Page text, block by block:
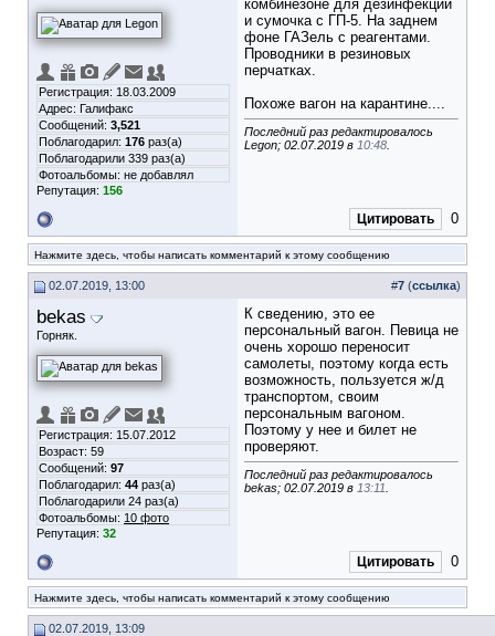
Регистрация: 18.03.2009
Адрес: Галифакс
Сообщений: 3,521
Поблагодарил: 176 раз(а)
Поблагодарили 339 раз(а)
Фотоальбомы: не добавлял
Репутация: 156
комбинезоне для дезинфекции
и сумочка с ГП-5. На заднем
фоне ГАЗель с реагентами.
Проводники в резиновых
перчатках.
Похоже вагон на карантине....
Последний раз редактировалось
Legon; 02.07.2019 в 10:48
Цитировать 0
Нажмите здесь, чтобы написать комментарий к этому сообщению
02.07.2019, 13:00 #7 (ссылка)
bekas
Горняк.
Регистрация: 15.07.2012
Возраст: 59
Сообщений: 97
Поблагодарил: 44 раз(а)
Поблагодарили 24 раз(а)
Фотоальбомы: 10 фото
Репутация: 32
К сведению, это ее
персональный вагон. Певица не
очень хорошо переносит
самолеты, поэтому когда есть
возможность, пользуется ж/д
транспортом, своим
персональным вагоном.
Поэтому у нее и билет не
проверяют.
Последний раз редактировалось
bekas; 02.07.2019 в 13:11
Цитировать 0
Нажмите здесь, чтобы написать комментарий к этому сообщению
02.07.2019, 13:09